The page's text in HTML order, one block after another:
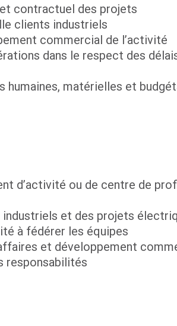
contractuel des projets
clients industriels
commercial de l’activité
dans le respect des
humaines, matérielles et
d’activité ou de centre de
industriels et des projets
à fédérer les équipes
et développement
responsabilités